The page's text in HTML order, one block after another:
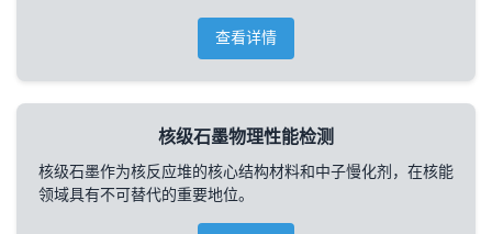
查看详情
核级石墨物理性能检测
核级石墨作为核反应堆的核心结构材料和中子慢化剂，在核能
领域具有不可替代的重要地位。